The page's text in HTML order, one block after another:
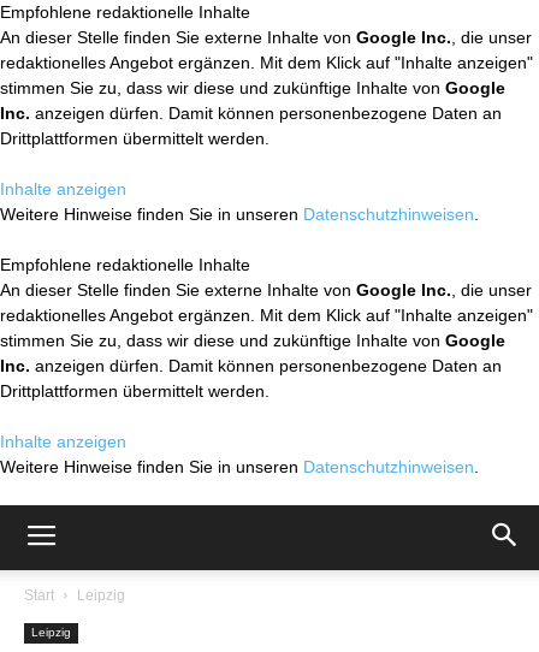
Empfohlene redaktionelle Inhalte
An dieser Stelle finden Sie externe Inhalte von Google Inc. , die unser
redaktionelles Angebot ergänzen. Mit dem Klick auf "Inhalte anzeigen"
stimmen Sie zu, dass wir diese und zukünftige Inhalte von Google
Inc. anzeigen dürfen. Damit können personenbezogene Daten an
Drittplattformen übermittelt werden.
Inhalte anzeigen
Weitere Hinweise finden Sie in unseren Datenschutzhinweisen
Empfohlene redaktionelle Inhalte
An dieser Stelle finden Sie externe Inhalte von Google Inc. , die unser
redaktionelles Angebot ergänzen. Mit dem Klick auf "Inhalte anzeigen"
stimmen Sie zu, dass wir diese und zukünftige Inhalte von Google
Inc. anzeigen dürfen. Damit können personenbezogene Daten an
Drittplattformen übermittelt werden.
Inhalte anzeigen
Weitere Hinweise finden Sie in unseren Datenschutzhinweisen
Start Leipzig
Leipzig